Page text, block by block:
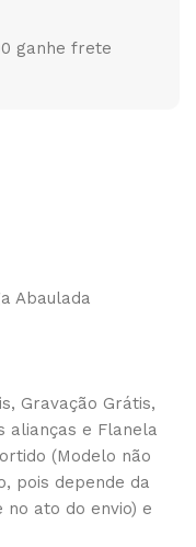
ganhe frete
Abaulada
Gravação Grátis,
alianças e Flanela
(Modelo não
pois depende da
no ato do envio) e